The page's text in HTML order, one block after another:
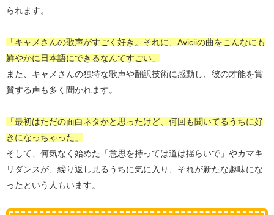
られます。
「キャメさんの歌声がすごく好き。それに、Aviciiの曲をこんなにも
鮮やかに日本語にできるなんてすごい」
また、キャメさんの独特な歌声や翻訳技術に感動し、彼の才能を賞
賛する声も多く聞かれます。
「最初はただの面白ネタかと思ったけど、何回も聞いてるうちに好
きになっちゃった」
そして、何気なく始めた「意思を持っては道は揺らいで」やカマキ
リダンスが、繰り返し見るうちに気に入り、それが新たな趣味にな
ったという人もいます。